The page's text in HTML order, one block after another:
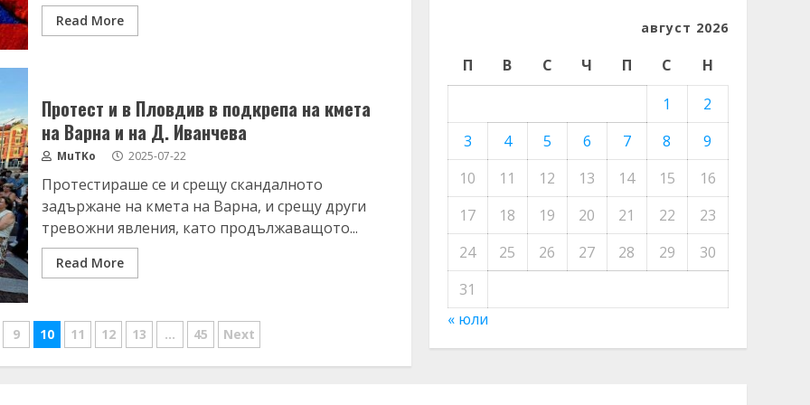
Read More
Протест и в Пловдив в подкрепа на кмета
на Варна и на Д. Иванчева
MuTKo 2025-07-22
Протестираше се и срещу скандалното
задържане на кмета на Варна, и срещу други
тревожни явления, като продължаващото...
Read More
9 10 11 12 13 … 45 Next
август 2026
П В С Ч П С
Н
1
2
3
4 5 6 7 8
9
10
11 12 13 14 15
16
17
18 19 20 21 22
23
24
25 26 27 28 29
30
31
« юли